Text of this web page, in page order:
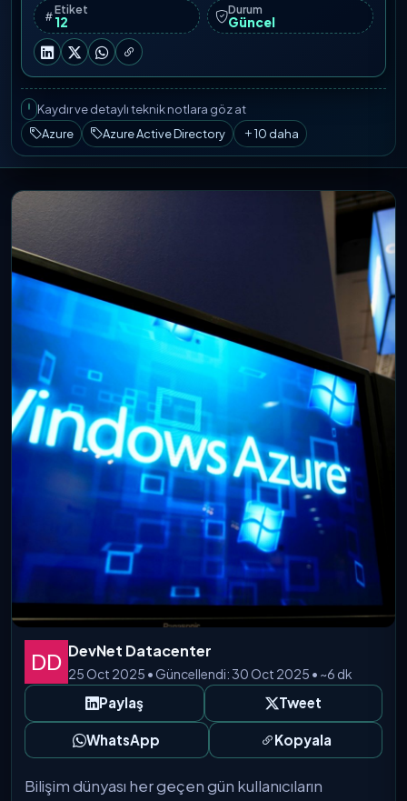
Etiket
12
Durum
Güncel
Kaydır ve detaylı teknik notlara göz at
Azure Azure Active Directory 10 daha
DevNet Datacenter
25 Oct 2025 • Güncellendi: 30 Oct 2025 • ~6 dk
Paylaş Tweet
WhatsApp Kopyala
Bilişim dünyası her geçen gün kullanıcıların